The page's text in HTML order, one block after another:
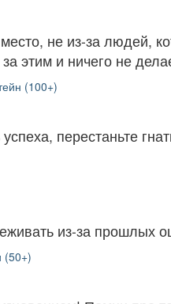
не из-за людей,
этим и ничего не
(100+)
перестаньте
из-за прошлых